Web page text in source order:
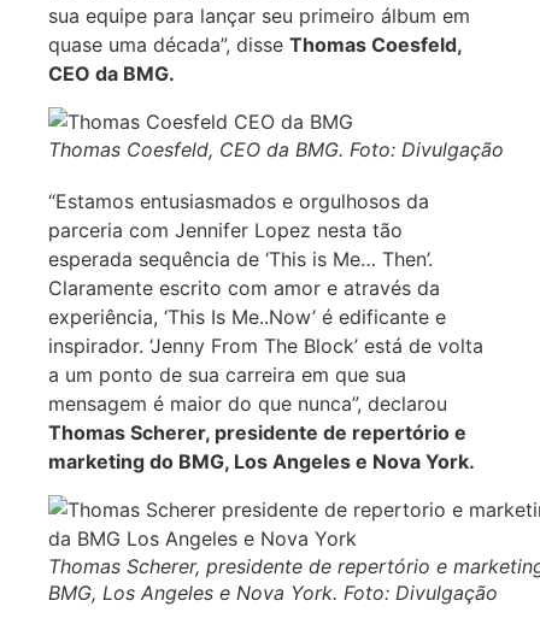
sua equipe para lançar seu primeiro álbum em
quase uma década”, disse Thomas Coesfeld,
CEO da BMG.
Thomas Coesfeld, CEO da BMG. Foto: Divulgação
“Estamos entusiasmados e orgulhosos da
parceria com Jennifer Lopez nesta tão
esperada sequência de ‘This is Me… Then’.
Claramente escrito com amor e através da
experiência, ‘This Is Me..Now’ é edificante e
inspirador. ‘Jenny From The Block’ está de volta
a um ponto de sua carreira em que sua
mensagem é maior do que nunca”, declarou
Thomas Scherer, presidente de repertório e
marketing do BMG, Los Angeles e Nova York.
Thomas Scherer, presidente de repertório e
BMG, Los Angeles e Nova York. Foto: Divulgação